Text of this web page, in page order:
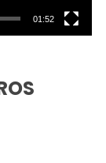
01:52